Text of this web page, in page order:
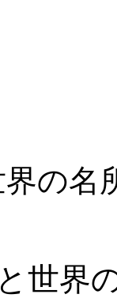
界の
世界